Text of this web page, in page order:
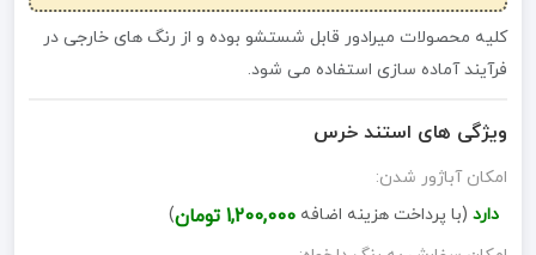
کلیه محصولات میرادور قابل شستشو بوده و از رنگ های خارجی در
فرآیند آماده سازی استفاده می شود.
ویژگی های استند خرس
امکان آباژور شدن:
دارد (با پرداخت هزینه اضافه 1,200,000 تومان
)